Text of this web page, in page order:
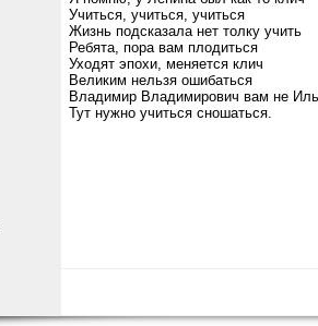
Учиться, учиться, учиться
Жизнь подсказала нет толку учить
Ребята, пора вам плодиться
Уходят эпохи, меняется клич
Великим нельзя ошибаться
Владимир Владимирович вам не
Тут нужно учиться сношаться.